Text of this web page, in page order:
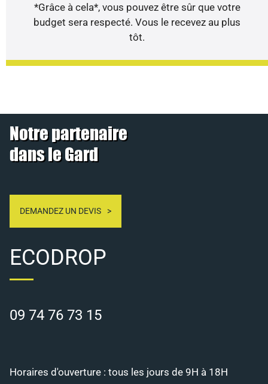
*Grâce à cela*, vous pouvez être sûr que votre
budget sera respecté. Vous le recevez au plus
tôt.
Notre partenaire
dans le Gard
DEMANDEZ UN DEVIS
ECODROP
09 74 76 73 15
Horaires d'ouverture : tous les jours de 9H à 18H